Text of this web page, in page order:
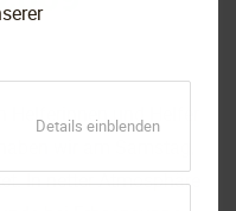
Details einblendenfür
Helferinnen und Helfer
In netter Atmosphäre